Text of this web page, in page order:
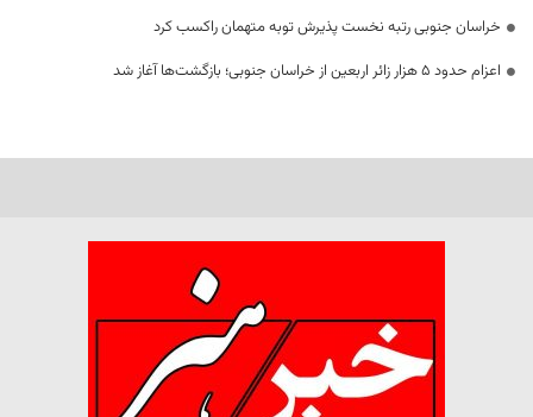
خراسان جنوبی رتبه نخست پذیرش توبه متهمان راکسب کرد
اعزام حدود 5 هزار زائر اربعین از خراسان جنوبی؛ بازگشت‌ها آغاز شد